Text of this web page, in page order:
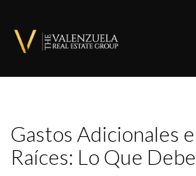
Gastos Adicionales
Raíces: Lo Que